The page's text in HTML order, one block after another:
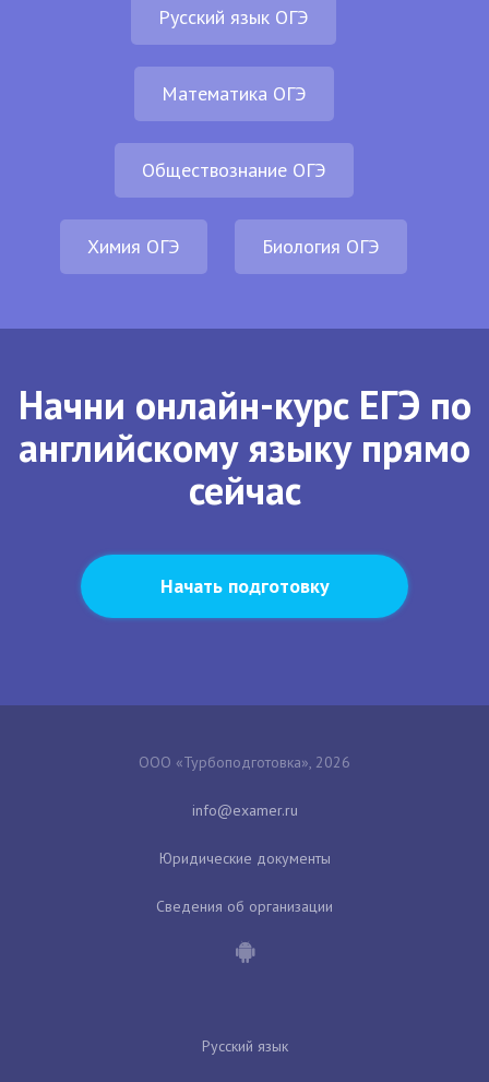
Русский язык ОГЭ
Математика ОГЭ
Обществознание ОГЭ
Химия ОГЭ Биология ОГЭ
Начни онлайн-курс ЕГЭ по
английскому языку прямо
сейчас
Начать подготовку
ООО «Турбоподготовка», 2026
Юридические документы
Сведения об организации
Русский язык